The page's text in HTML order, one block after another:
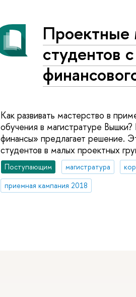
Проектные
студентов
Как развивать мастерство в
обучения в магистратуре
финансы» предлагает решение.
студентов в малых проектных
Поступающим магистратура
приемная кампания 2018